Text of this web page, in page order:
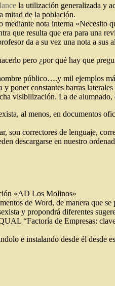
la utilización generalizada y
mitad de la población.
nota interna «Necesito
que resulta que era para
da a su vez una nota a
pero ¿por qué hay que
público….y mil ejemplos
poner constantes barras
visibilización. La de
al menos, en documentos
son correctores de lenguaje,
descargarse en nuestro
«AD Los Molinos»
de Word, de manera que
y propondrá diferentes
“Factoría de Empresas:
e instalando desde él desde